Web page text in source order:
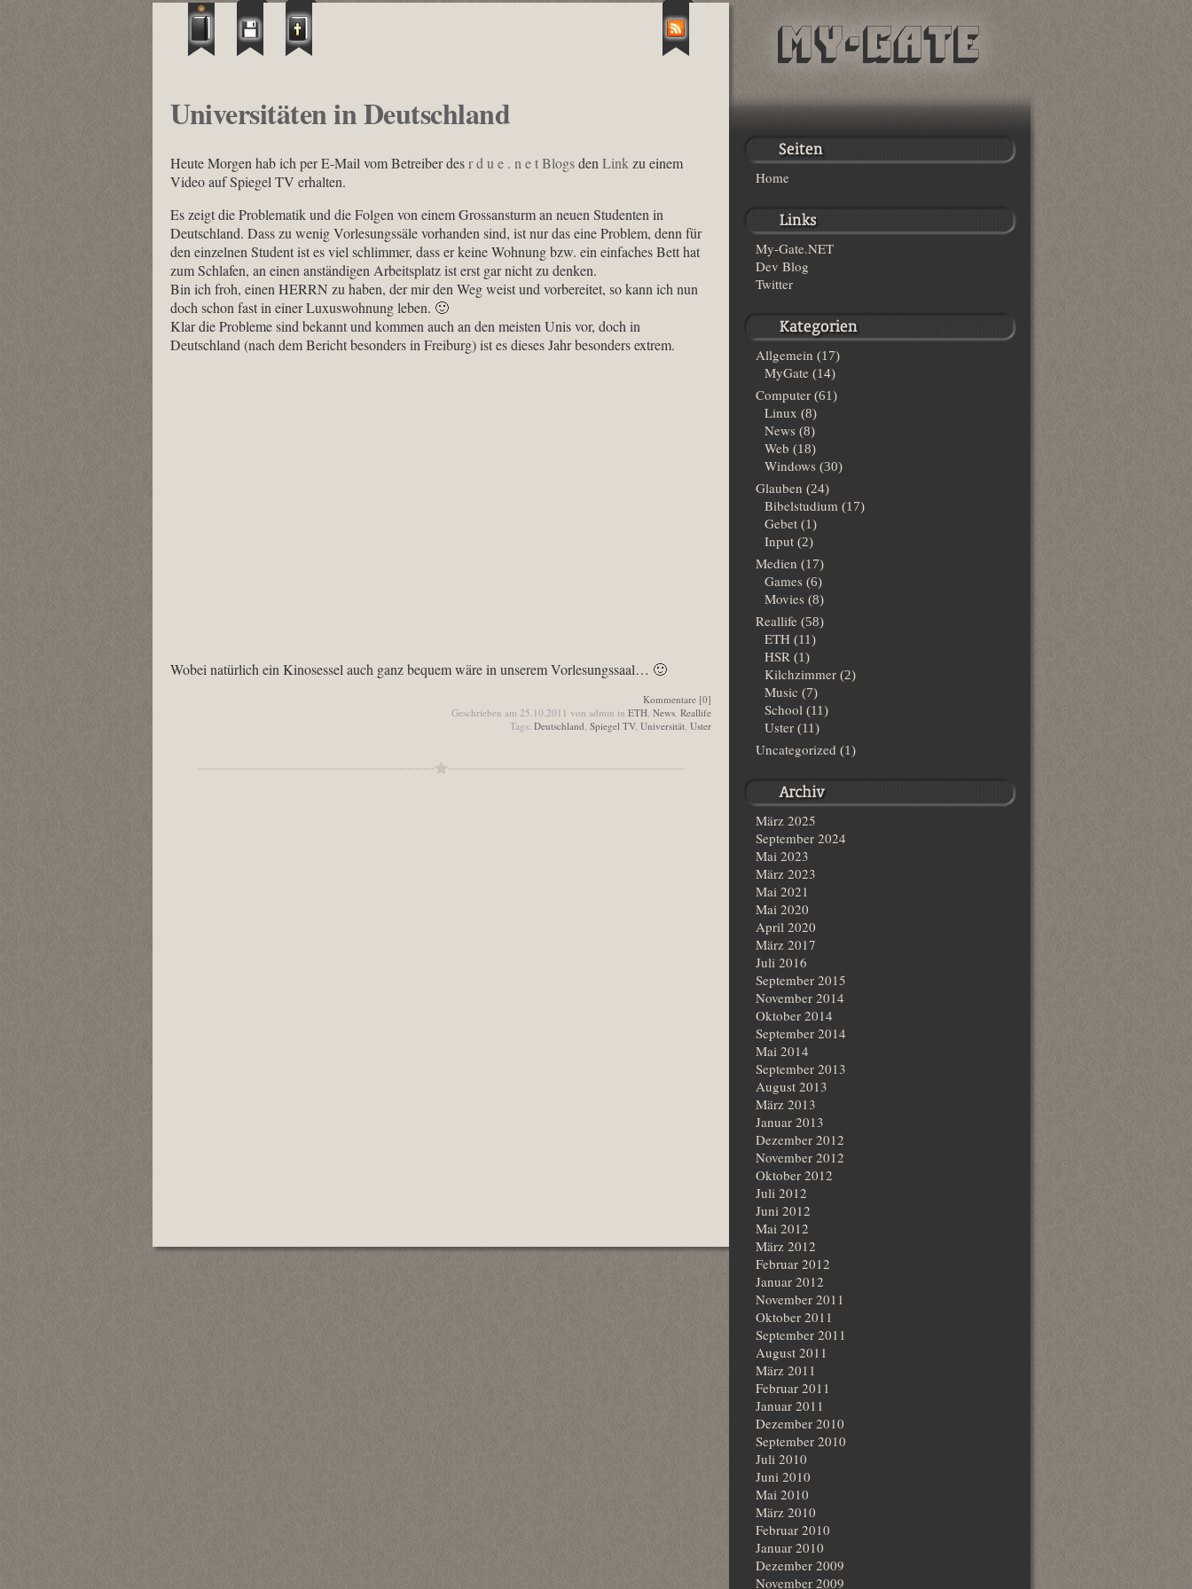
Universitäten in Deutschland
Heute Morgen hab ich per E-Mail vom Betreiber desr d u e . n e t Blogsden Linkzu einem
Video auf Spiegel TV erhalten.
Es zeigt die Problematik und die Folgen von einem Grossansturm an neuen Studenten in
Deutschland. Dass zu wenig Vorlesungssäle vorhanden sind, ist nur das eine Problem, denn für
den einzelnen Student ist es viel schlimmer, dass er keine Wohnung bzw. ein einfaches Bett hat
zum Schlafen, an einen anständigen Arbeitsplatz ist erst gar nicht zu denken.
Bin ich froh, einen HERRN zu haben, der mir den Weg weist und vorbereitet, so kann ich nun
doch schon fast in einer Luxuswohnung leben. 🙂
Klar die Probleme sind bekannt und kommen auch an den meisten Unis vor, doch in
Deutschland (nach dem Bericht besonders in Freiburg) ist es dieses Jahr besonders extrem.
Wobei natürlich ein Kinosessel auch ganz bequem wäre in unserem Vorlesungssaal… 🙂
Kommentare [0]
Geschrieben am 25.10.2011 von admin in ETH News Reallife
Tags: Deutschland Spiegel TV, Universität Uster
Home
My-Gate.NET
Dev Blog
Twitter
Allgemein (17)
MyGate (14)
Computer (61)
Linux (8)
News (8)
Web (18)
Windows (30)
Glauben (24)
Bibelstudium (17)
Gebet (1)
Input (2)
Medien (17)
Games (6)
Movies (8)
Reallife (58)
ETH (11)
HSR (1)
Kilchzimmer (2)
Music (7)
School (11)
Uster (11)
Uncategorized (1)
März 2025
September 2024
Mai 2023
März 2023
Mai 2021
Mai 2020
April 2020
März 2017
Juli 2016
September 2015
November 2014
Oktober 2014
September 2014
Mai 2014
September 2013
August 2013
März 2013
Januar 2013
Dezember 2012
November 2012
Oktober 2012
Juli 2012
Juni 2012
Mai 2012
März 2012
Februar 2012
Januar 2012
November 2011
Oktober 2011
September 2011
August 2011
März 2011
Februar 2011
Januar 2011
Dezember 2010
September 2010
Juli 2010
Juni 2010
Mai 2010
März 2010
Februar 2010
Januar 2010
Dezember 2009
November 2009